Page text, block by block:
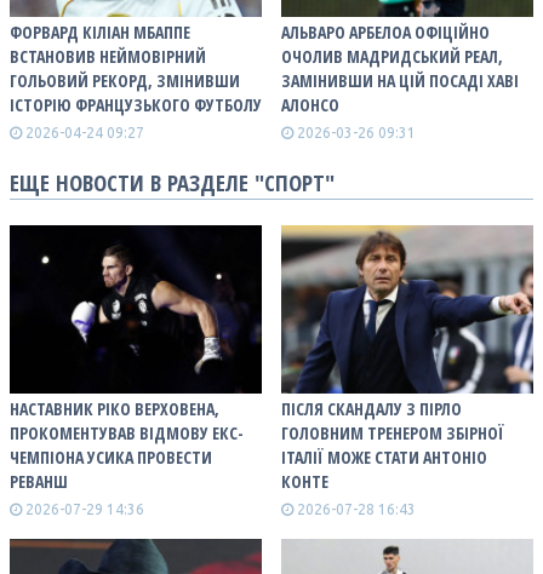
ФОРВАРД КІЛІАН МБАППЕ
ВСТАНОВИВ НЕЙМОВІРНИЙ
ГОЛЬОВИЙ РЕКОРД, ЗМІНИВШИ
ІСТОРІЮ ФРАНЦУЗЬКОГО ФУТБОЛУ
2026-04-24 09:27
АЛЬВАРО АРБЕЛОА ОФІЦІЙНО
ОЧОЛИВ МАДРИДСЬКИЙ РЕАЛ,
ЗАМІНИВШИ НА ЦІЙ ПОСАДІ ХАВІ
АЛОНСО
2026-03-26 09:31
ЕЩЕ НОВОСТИ В РАЗДЕЛЕ "СПОРТ"
НАСТАВНИК РІКО ВЕРХОВЕНА,
ПРОКОМЕНТУВАВ ВІДМОВУ ЕКС-
ЧЕМПІОНА УСИКА ПРОВЕСТИ
РЕВАНШ
2026-07-29 14:36
ПІСЛЯ СКАНДАЛУ З ПІРЛО
ГОЛОВНИМ ТРЕНЕРОМ ЗБІРНОЇ
ІТАЛІЇ МОЖЕ СТАТИ АНТОНІО
КОНТЕ
2026-07-28 16:43